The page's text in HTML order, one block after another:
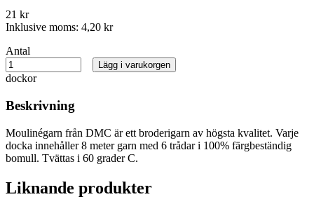
21 kr
Inklusive moms: 4,20 kr
Antal
dockor
Lägg i varukorgen
Beskrivning
Moulinégarn från DMC är ett broderigarn av högsta kvalitet. Varje
docka innehåller 8 meter garn med 6 trådar i 100% färgbeständig
bomull. Tvättas i 60 grader C.
Liknande produkter